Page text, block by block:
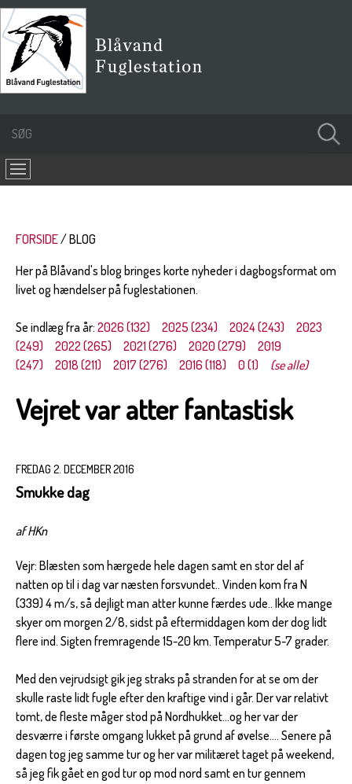
FORSIDE
BLOG
Her på Blåvand's blog bringes korte nyheder i dagbogsformat om
livet og hændelser på fuglestationen.
Se indlæg fra år: 2026 (132) 2025 (234) 2024 (243)
2023
(249)
2022 (265) 2021 (276) 2020 (279)
2019
(247)
2018 (211) 2017 (276) 2016 (118) 0 (1) (se alle)
Vejret var atter fantastisk
FREDAG 2. DECEMBER 2016
Smukke dag
af HKn
Vejr: Blæsten som hærgede hele dagen samt en stor del af
natten op til i dag var næsten forsvundet.. Vinden kom fra N
(339) 4 m/s, så dejligt man atter kunne færdes ude.. Ikke mange
skyer om morgen 2/8, sidst på eftermiddagen kom der dog lidt
flere ind. Sigten fremragende 15-20 km. Temperatur 5-7 grader.
Med den vejrudsigt gik jeg straks på stranden for at se om der
skulle raste lidt fugle efter den kraftige vind i går. Der var relativt
tomt, de fleste måger stod på Nordhukket...og her var der
desværre i første omgang lukket på grund af øvelse.... Senere på
dagen tog jeg samme tur og her var militæret taget på weekend,
så jeg fik gået en god tur op mod nord samt en tur gennem